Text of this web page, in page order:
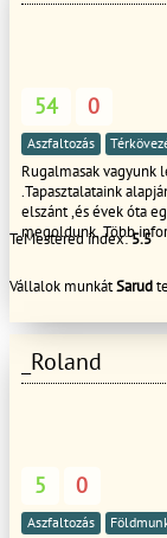
54 0
Aszfaltozás
Rugalmasak vagyunk
.Tapasztalataink alapján bármi féle munkával megbírkózunk ,
elszánt ,és évek óta
megoldunk. Több
hőszigetelés, hideg-
TeMestered index:5.5
Vállalok munkátSarud
_Roland
5 0
Aszfaltozás